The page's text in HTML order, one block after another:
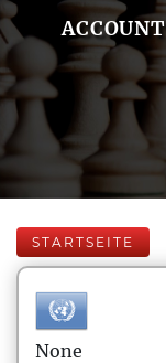
STARTSEITE
None